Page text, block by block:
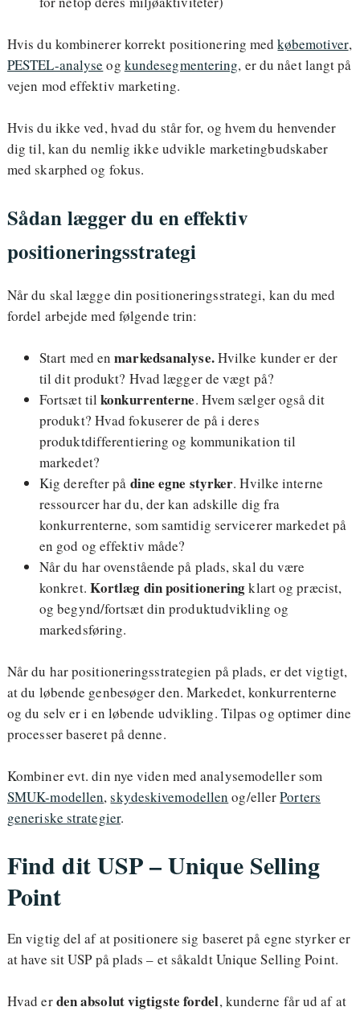
Hvis du kombinerer korrekt positionering medkøbemotiver,
PESTEL-analyse og kundesegmentering, er du nået langt på
vejen mod effektiv marketing.
Hvis du ikke ved, hvad du står for, og hvem du henvender
dig til, kan du nemlig ikke udvikle marketingbudskaber
med skarphed og fokus.
Sådan lægger du en effektiv
positioneringsstrategi
Når du skal lægge din positioneringsstrategi, kan du med
fordel arbejde med følgende trin:
Start med enmarkedsanalyse.Hvilke kunder er der
til dit produkt? Hvad lægger de vægt på?
Fortsæt tilkonkurrenterne. Hvem sælger også dit
produkt? Hvad fokuserer de på i deres
produktdifferentiering og kommunikation til
markedet?
Kig derefter på dine egne styrker. Hvilke interne
ressourcer har du, der kan adskille dig fra
konkurrenterne, som samtidig servicerer markedet på
en god og effektiv måde?
Når du har ovenstående på plads, skal du være
konkret. Kortlæg din positioneringklart og præcist,
og begynd/fortsæt din produktudvikling og
markedsføring.
Når du har positioneringsstrategien på plads, er det vigtigt,
at du løbende genbesøger den. Markedet, konkurrenterne
og du selv er i en løbende udvikling. Tilpas og optimer dine
processer baseret på denne.
Kombiner evt. din nye viden med analysemodeller som
SMUK-modellen,skydeskivemodellen og/ellerPorters
generiske strategier.
Find dit USP – Unique Selling
Point
En vigtig del af at positionere sig baseret på egne styrker er
at have sit USP på plads – et såkaldt Unique Selling Point.
Hvad erden absolut vigtigste fordel, kunderne får ud af at